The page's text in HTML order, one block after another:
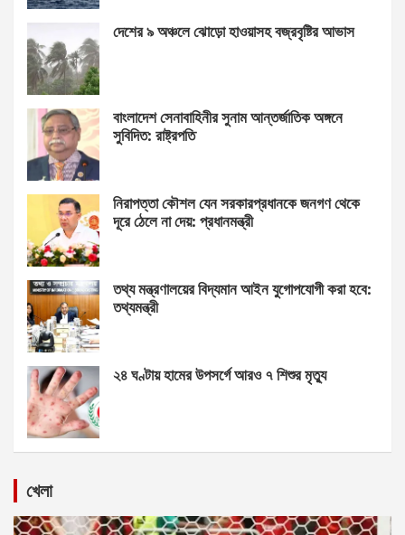
দেশের ৯ অঞ্চলে ঝোড়ো হাওয়াসহ বজ্রবৃষ্টির আভাস
বাংলাদেশ সেনাবাহিনীর সুনাম আন্তর্জাতিক অঙ্গনে
সুবিদিত: রাষ্ট্রপতি
নিরাপত্তা কৌশল যেন সরকারপ্রধানকে জনগণ থেকে
দূরে ঠেলে না দেয়: প্রধানমন্ত্রী
তথ্য মন্ত্রণালয়ের বিদ্যমান আইন যুগোপযোগী করা হবে:
তথ্যমন্ত্রী
২৪ ঘণ্টায় হামের উপসর্গে আরও ৭ শিশুর মৃত্যু
খেলা